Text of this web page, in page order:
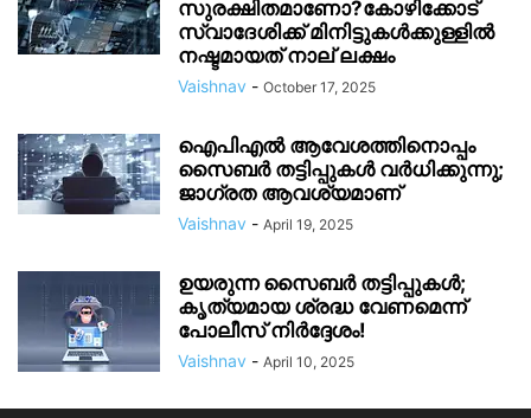
സുരക്ഷിതമാണോ?കോഴിക്കോട്
സ്വാദേശിക്ക് മിനിട്ടുകൾക്കുള്ളിൽ
നഷ്ടമായത് നാല് ലക്ഷം
Vaishnav - October 17, 2025
ഐപിഎൽ ആവേശത്തിനൊപ്പം
സൈബർ തട്ടിപ്പുകൾ വർധിക്കുന്നു;
ജാഗ്രത ആവശ്യമാണ്
Vaishnav - April 19, 2025
ഉയരുന്ന സൈബർ തട്ടിപ്പുകൾ;
കൃത്യമായ ശ്രദ്ധ വേണമെന്ന്
പോലീസ് നിർദ്ദേശം!
Vaishnav - April 10, 2025